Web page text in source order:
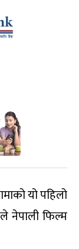
यो पहिलो
नेपाली फिल्म